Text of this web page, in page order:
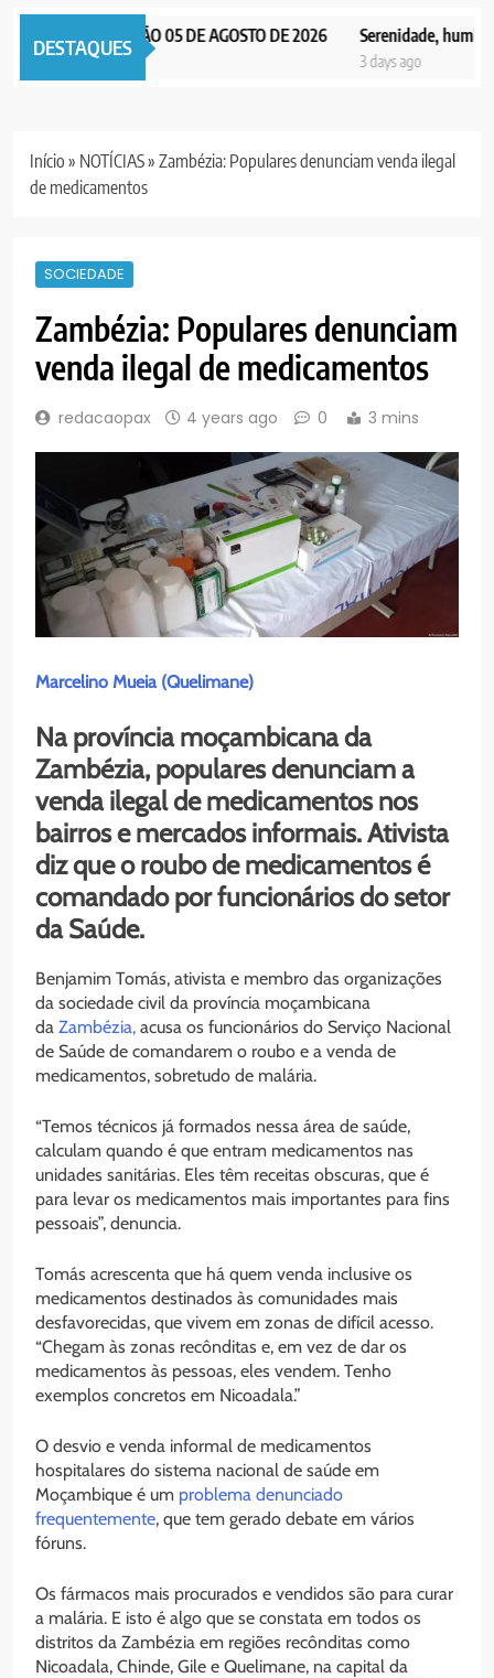
DESTAQUES
NOTICIAS EDIÇÃO 05 DE AGOSTO DE 2026
ago
Serenidade,
3 days ago
Início » NOTÍCIAS» Zambézia: Populares denunciam venda ilegal
de medicamentos
SOCIEDADE
Zambézia: Populares denunciam
venda ilegal de medicamentos
redacaopax 4 years ago 0 3 mins
Marcelino Mueia (Quelimane)
Na província moçambicana da
Zambézia, populares denunciam a
venda ilegal de medicamentos nos
bairros e mercados informais. Ativista
diz que o roubo de medicamentos é
comandado por funcionários do setor
da Saúde.
Benjamim Tomás, ativista e membro das organizações
da sociedade civil da província moçambicana
da Zambézia, acusa os funcionários do Serviço Nacional
de Saúde de comandarem o roubo e a venda de
medicamentos, sobretudo de malária.
“Temos técnicos já formados nessa área de saúde,
calculam quando é que entram medicamentos nas
unidades sanitárias. Eles têm receitas obscuras, que é
para levar os medicamentos mais importantes para fins
pessoais”, denuncia.
Tomás acrescenta que há quem venda inclusive os
medicamentos destinados às comunidades mais
desfavorecidas, que vivem em zonas de difícil acesso.
“Chegam às zonas recônditas e, em vez de dar os
medicamentos às pessoas, eles vendem. Tenho
exemplos concretos em Nicoadala.”
O desvio e venda informal de medicamentos
hospitalares do sistema nacional de saúde em
Moçambique é um problema denunciado
frequentemente, que tem gerado debate em vários
fóruns.
Os fármacos mais procurados e vendidos são para curar
a malária. E isto é algo que se constata em todos os
distritos da Zambézia em regiões recônditas como
Nicoadala, Chinde, Gile e Quelimane, na capital da